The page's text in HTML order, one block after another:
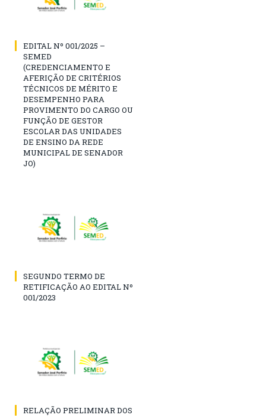
EDITAL Nº 001/2025 –
SEMED
(CREDENCIAMENTO E
AFERIÇÃO DE CRITÉRIOS
TÉCNICOS DE MÉRITO E
DESEMPENHO PARA
PROVIMENTO DO CARGO OU
FUNÇÃO DE GESTOR
ESCOLAR DAS UNIDADES
DE ENSINO DA REDE
MUNICIPAL DE SENADOR
JO)
SEGUNDO TERMO DE
RETIFICAÇÃO AO EDITAL Nº
001/2023
RELAÇÃO PRELIMINAR DOS